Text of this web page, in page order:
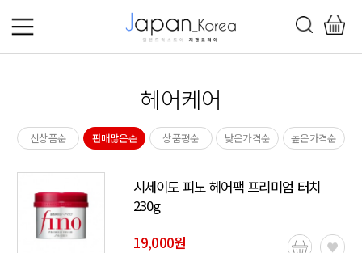
헤어케어
신상품순 판매많은순 상품평순 낮은가격순 높은가격순
시세이도 피노 헤어팩 프리미엄 터치
230g
19,000원